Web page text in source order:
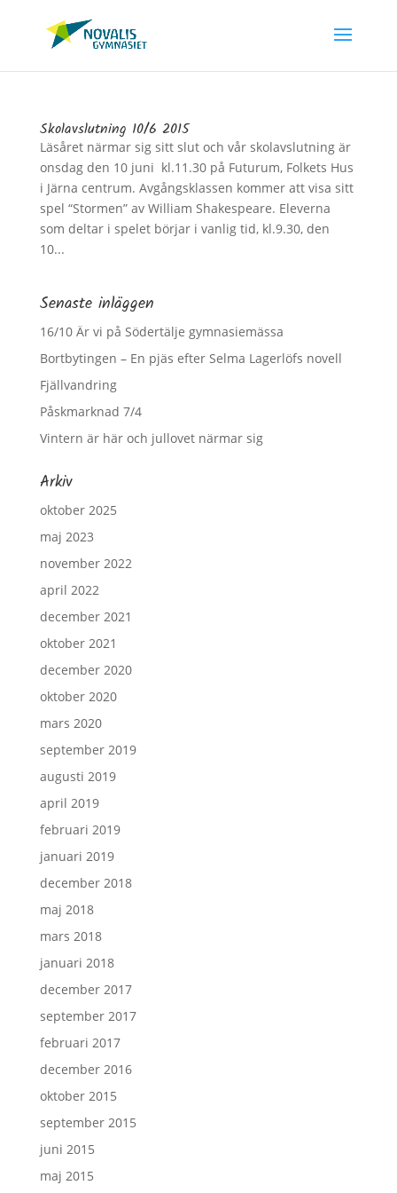
Skolavslutning 10/6 2015
Läsåret närmar sig sitt slut och vår skolavslutning är
onsdag den 10 juni ­ kl.11.30 på Futurum, Folkets Hus
i Järna centrum. Avgångsklassen kommer att visa sitt
spel “Stormen” av William Shakespeare. Eleverna
som deltar i spelet börjar i vanlig tid, kl.9.30, den
10...
Senaste inläggen
16/10 Är vi på Södertälje gymnasiemässa
Bortbytingen – En pjäs efter Selma Lagerlöfs novell
Fjällvandring
Påskmarknad 7/4
Vintern är här och jullovet närmar sig
Arkiv
oktober 2025
maj 2023
november 2022
april 2022
december 2021
oktober 2021
december 2020
oktober 2020
mars 2020
september 2019
augusti 2019
april 2019
februari 2019
januari 2019
december 2018
maj 2018
mars 2018
januari 2018
december 2017
september 2017
februari 2017
december 2016
oktober 2015
september 2015
juni 2015
maj 2015